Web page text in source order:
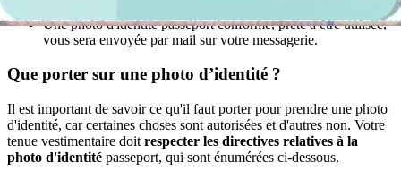
Une photo d'identité passeport conforme, prête à être utilisée,
vous sera envoyée par mail sur votre messagerie.
Que porter sur une photo d’identité ?
Il est important de savoir ce qu'il faut porter pour prendre une photo
d'identité, car certaines choses sont autorisées et d'autres non. Votre
tenue vestimentaire doit respecter les directives relatives à la
photo d'identité passeport, qui sont énumérées ci-dessous.